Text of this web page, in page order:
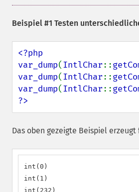
Beispiel #1 Testen
<?php
var_dump(IntlChar::
var_dump(IntlChar::
var_dump(IntlChar::
?>
Das oben gezeigte Beispiel erzeugt
int(0)
int(1)
int(232)